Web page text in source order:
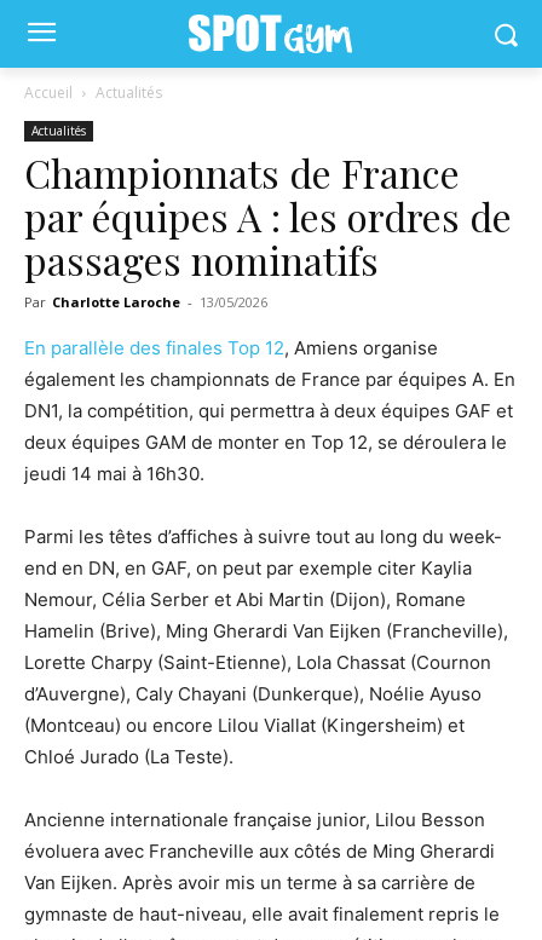
Accueil Actualités
Actualités
Championnats de France
par équipes A : les ordres de
passages nominatifs
Par Charlotte Laroche - 13/05/2026
En parallèle des finales Top 12, Amiens organise
également les championnats de France par équipes A. En
DN1, la compétition, qui permettra à deux équipes GAF et
deux équipes GAM de monter en Top 12, se déroulera le
jeudi 14 mai à 16h30.
Parmi les têtes d’affiches à suivre tout au long du week-
end en DN, en GAF, on peut par exemple citer Kaylia
Nemour, Célia Serber et Abi Martin (Dijon), Romane
Hamelin (Brive), Ming Gherardi Van Eijken (Francheville),
Lorette Charpy (Saint-Etienne), Lola Chassat (Cournon
d’Auvergne), Caly Chayani (Dunkerque), Noélie Ayuso
(Montceau) ou encore Lilou Viallat (Kingersheim) et
Chloé Jurado (La Teste).
Ancienne internationale française junior, Lilou Besson
évoluera avec Francheville aux côtés de Ming Gherardi
Van Eijken. Après avoir mis un terme à sa carrière de
gymnaste de haut-niveau, elle avait finalement repris le